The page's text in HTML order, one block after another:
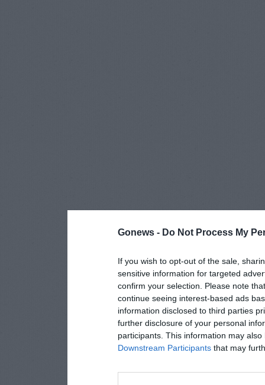
Gonews - Do Not Process My
If you wish to opt-out of the sale,
sensitive information for targeted
confirm your selection. Please note
continue seeing interest-based ads
information disclosed to third parties
further disclosure of your personal
participants. This information may
Downstream Participants that may